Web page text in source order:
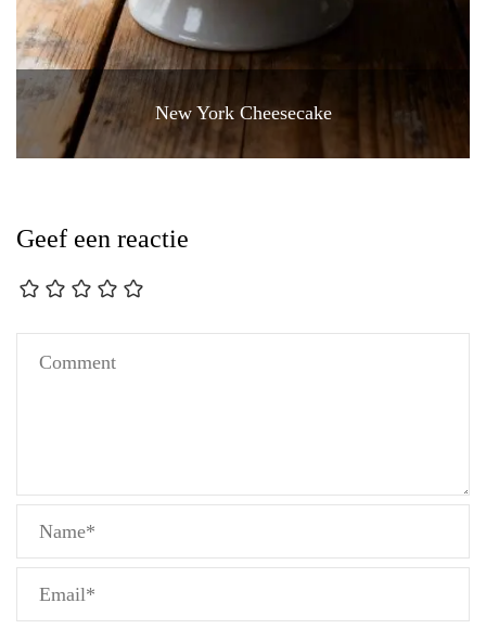
New York Cheesecake
Geef een reactie